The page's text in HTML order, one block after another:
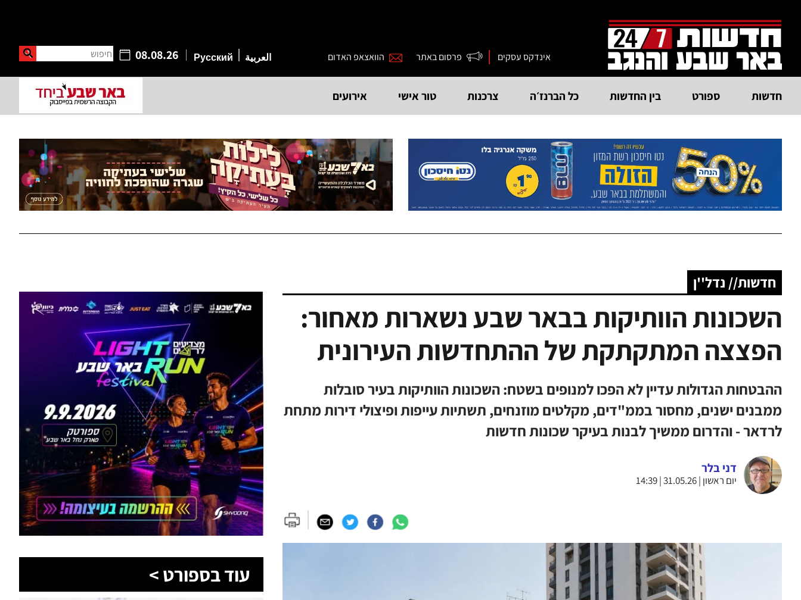
אינדקס עסקים פרסום באתר הוואצאפ האדום 08.08.26 חיפוש العربية Русский
חדשות ספורט בין החדשות כל הברנז׳ה צרכנות טור אישי אירועים
חדשות// נדל''ן
השכונות הוותיקות בבאר שבע נשארות מאחור:
הפצצה המתקתקת של ההתחדשות העירונית
ההבטחות הגדולות עדיין לא הפכו למנופים בשטח: השכונות הוותיקות בעיר סובלות
ממבנים ישנים, מחסור בממ"דים, מקלטים מוזנחים, תשתיות עייפות ופיצולי דירות מתחת
לרדאר - והדרום ממשיך לבנות בעיקר שכונות חדשות
דני בלר
יום ראשון | 31.05.26 | 14:39 עוד בספורט >